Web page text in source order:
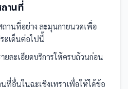
านที่
ถานที่อย่าง ละมุนกายนวดเพื่อ
ะเด็นต่อไปนี้
ยละเอียดบริการให้ครบถ้วนก่อน
นที่อื่นในฉะเชิงเทราเพื่อให้ได้ข้อ